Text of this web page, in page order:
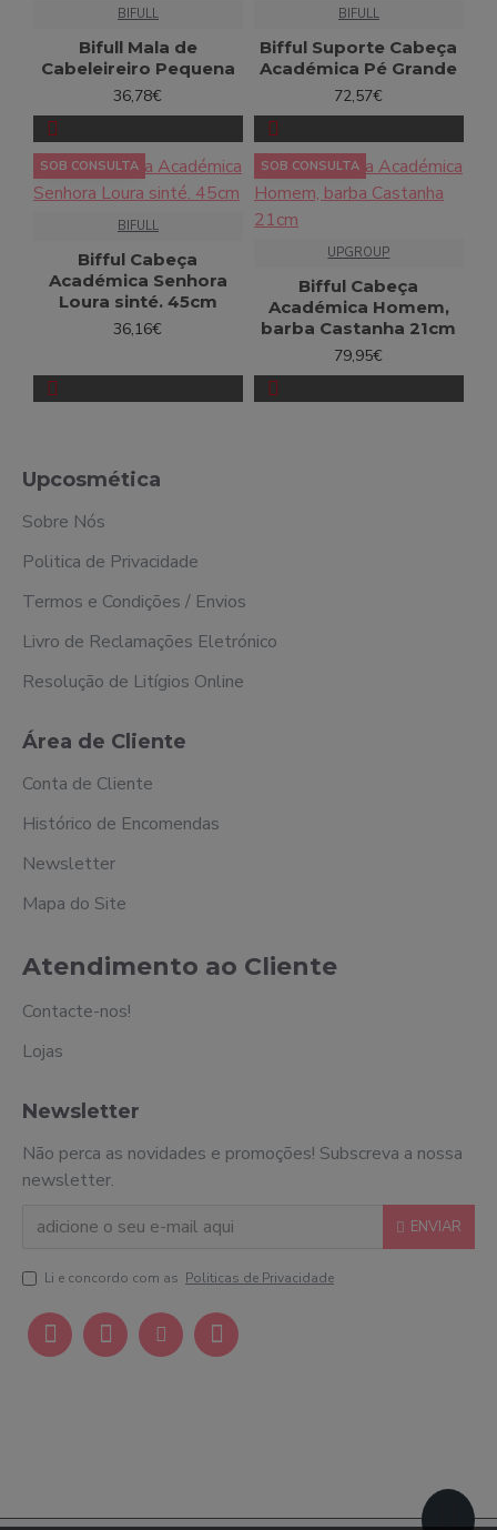
BIFULL
Bifull Mala de
Cabeleireiro Pequena
36,78€
BIFULL
Bifful Suporte Cabeça
Académica Pé Grande
72,57€
SOB CONSULTA
BIFULL
Bifful Cabeça
Académica Senhora
Loura sinté. 45cm
36,16€
SOB CONSULTA
UPGROUP
Bifful Cabeça
Académica Homem,
barba Castanha 21cm
79,95€
Upcosmética
Sobre Nós
Politica de Privacidade
Termos e Condições / Envios
Livro de Reclamações Eletrónico
Resolução de Litígios Online
Área de Cliente
Conta de Cliente
Histórico de Encomendas
Newsletter
Mapa do Site
Atendimento ao Cliente
Contacte-nos!
Lojas
Newsletter
Não perca as novidades e promoções! Subscreva a nossa
newsletter.
ENVIAR
Li e concordo com as Politicas de Privacidade